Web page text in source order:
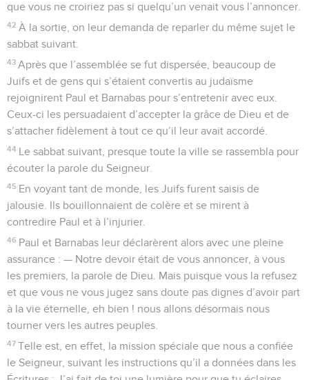
que vous ne croiriez pas si quelqu’un venait vous l’annoncer.
42 À la sortie, on leur demanda de reparler du même sujet le
sabbat suivant.
43 Après que l’assemblée se fut dispersée, beaucoup de
Juifs et de gens qui s’étaient convertis au judaïsme
rejoignirent Paul et Barnabas pour s’entretenir avec eux.
Ceux-ci les persuadaient d’accepter la grâce de Dieu et de
s’attacher fidèlement à tout ce qu’il leur avait accordé.
44 Le sabbat suivant, presque toute la ville se rassembla pour
écouter la parole du Seigneur.
45 En voyant tant de monde, les Juifs furent saisis de
jalousie. Ils bouillonnaient de colère et se mirent à
contredire Paul et à l’injurier.
46 Paul et Barnabas leur déclarèrent alors avec une pleine
assurance : — Notre devoir était de vous annoncer, à vous
les premiers, la parole de Dieu. Mais puisque vous la refusez
et que vous ne vous jugez sans doute pas dignes d’avoir part
à la vie éternelle, eh bien ! nous allons désormais nous
tourner vers les autres peuples.
47 Telle est, en effet, la mission spéciale que nous a confiée
le Seigneur, suivant les instructions qu’il a données dans les